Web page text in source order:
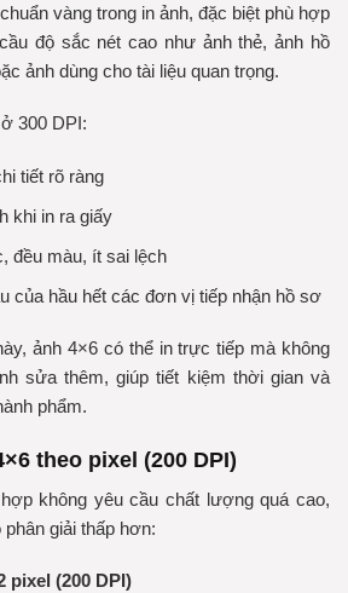
chuẩn vàng trong in ảnh, đặc biệt phù hợp
độ sắc nét cao như ảnh thẻ, ảnh hồ
ảnh dùng cho tài liệu quan trọng.
300 DPI:
tiết rõ ràng
khi in ra giấy
, đều màu, ít sai lệch
của hầu hết các đơn vị tiếp nhận hồ sơ
ảnh 4×6 có thể in trực tiếp mà không
sửa thêm, giúp tiết kiệm thời gian và
phẩm.
theo pixel (200 DPI)
không yêu cầu chất lượng quá cao,
giải thấp hơn:
pixel (200 DPI)